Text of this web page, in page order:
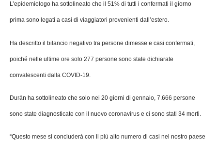
L’epidemiologo ha sottolineato che il 51% di tutti i confermati il giorno
prima sono legati a casi di viaggiatori provenienti dall’estero.
Ha descritto il bilancio negativo tra persone dimesse e casi confermati,
poiché nelle ultime ore solo 277 persone sono state dichiarate
convalescenti dalla COVID-19.
Durán ha sottolineato che solo nei 20 giorni di gennaio, 7.666 persone
sono state diagnosticate con il nuovo coronavirus e ci sono stati 34 morti.
“Questo mese si concluderà con il più alto numero di casi nel nostro paese